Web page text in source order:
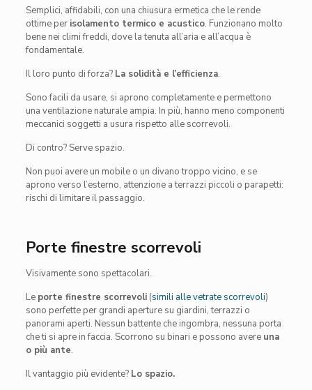
Semplici, affidabili, con una chiusura ermetica che le rende
ottime per isolamento termico e acustico. Funzionano molto
bene nei climi freddi, dove la tenuta all’aria e all’acqua è
fondamentale.
Il loro punto di forza? La solidità e l’efficienza.
Sono facili da usare, si aprono completamente e permettono
una ventilazione naturale ampia. In più, hanno meno componenti
meccanici soggetti a usura rispetto alle scorrevoli.
Di contro? Serve spazio.
Non puoi avere un mobile o un divano troppo vicino, e se
aprono verso l’esterno, attenzione a terrazzi piccoli o parapetti:
rischi di limitare il passaggio.
Porte finestre scorrevoli
Visivamente sono spettacolari.
Le porte finestre scorrevoli(simili alle vetrate scorrevoli)
sono perfette per grandi aperture su giardini, terrazzi o
panorami aperti. Nessun battente che ingombra, nessuna porta
che ti si apre in faccia. Scorrono su binari e possono avere una
o più ante.
Il vantaggio più evidente? Lo spazio.